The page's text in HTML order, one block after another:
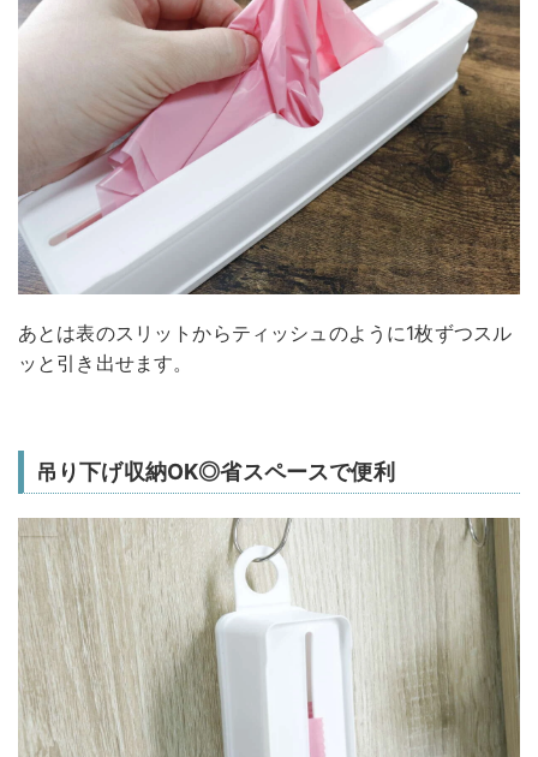
あとは表のスリットからティッシュのように1枚ずつスル
ッと引き出せます。
吊り下げ収納OK◎省スペースで便利